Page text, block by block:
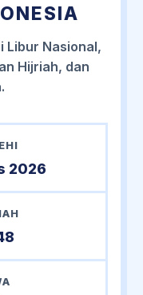
Libur Nasional,
Hijriah, dan
2026